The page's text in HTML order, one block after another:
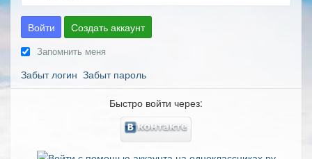
Войти Создать аккаунт
Запомнить меня
Забыт логин Забыт пароль
Быстро войти через: